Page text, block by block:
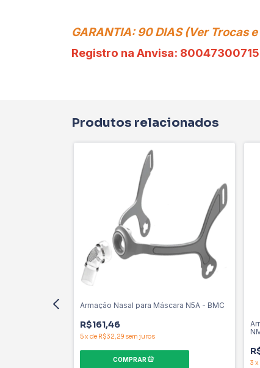
GARANTIA: 90 DIAS (Ver Trocas
Registro na Anvisa: 80047300715
Produtos relacionados
Armação Nasal para Máscara N5A - BMC
R$161,46
5x de R$32,29 sem juros
3 x